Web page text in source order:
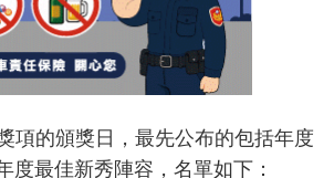
項的頒獎日，最先公布的包括年度
度最佳新秀陣容，名單如下：